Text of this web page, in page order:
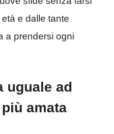
e dalle tante
a prendersi ogni
uguale ad
amata